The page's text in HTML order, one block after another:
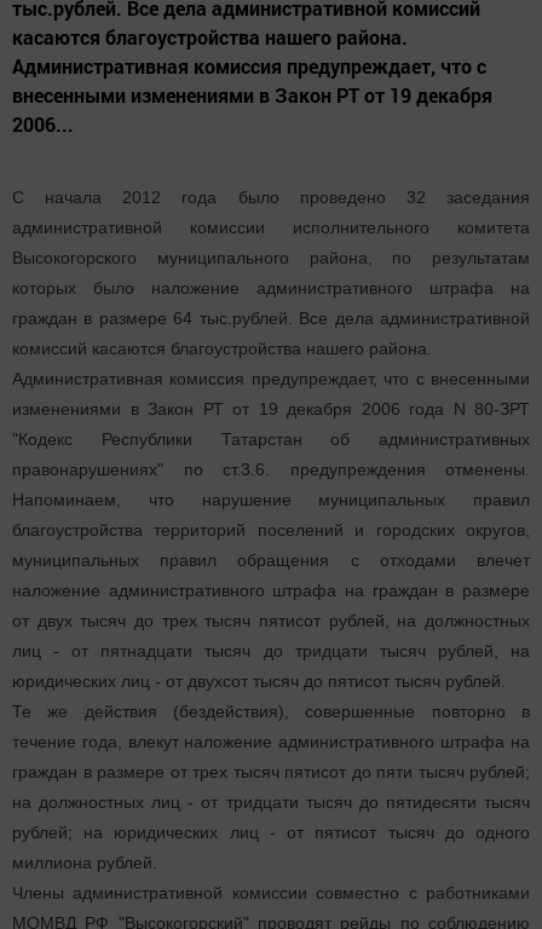
тыс.рублей. Все дела административной комиссий
касаются благоустройства нашего района.
Административная комиссия предупреждает, что с
внесенными изменениями в Закон РТ от 19 декабря
2006...
С начала 2012 года было проведено 32 заседания
административной комиссии исполнительного комитета
Высокогорского муниципального района, по результатам
которых было наложение административного штрафа на
граждан в размере 64 тыс.рублей. Все дела административной
комиссий касаются благоустройства нашего района.
Административная комиссия предупреждает, что с внесенными
изменениями в Закон РТ от 19 декабря 2006 года N 80-ЗРТ
"Кодекс Республики Татарстан об административных
правонарушениях" по ст.3.6. предупреждения отменены.
Напоминаем, что нарушение муниципальных правил
благоустройства территорий поселений и городских округов,
муниципальных правил обращения с отходами влечет
наложение административного штрафа на граждан в размере
от двух тысяч до трех тысяч пятисот рублей, на должностных
лиц - от пятнадцати тысяч до тридцати тысяч рублей, на
юридических лиц - от двухсот тысяч до пятисот тысяч рублей.
Те же действия (бездействия), совершенные повторно в
течение года, влекут наложение административного штрафа на
граждан в размере от трех тысяч пятисот до пяти тысяч рублей;
на должностных лиц - от тридцати тысяч до пятидесяти тысяч
рублей; на юридических лиц - от пятисот тысяч до одного
миллиона рублей.
Члены административной комиссии совместно с работниками
МОМВД РФ "Высокогорский" проводят рейды по соблюдению